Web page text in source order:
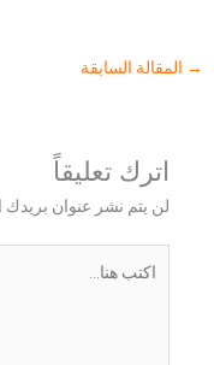
→ المقالة السابقة
اترك تعليقاً
لن يتم نشر عنوان بريدك
هنا...